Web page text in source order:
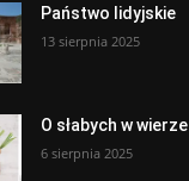
Państwo lidyjskie
13 sierpnia 2025
O słabych w wierze
6 sierpnia 2025